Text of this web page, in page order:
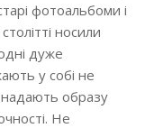
фотоальбоми і
носили
дуже
у собі не
надають образу
Не